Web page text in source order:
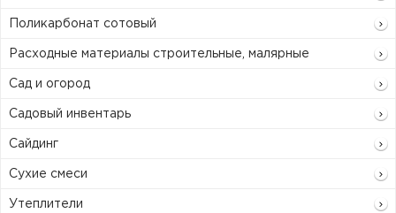
Поликарбонат сотовый
Расходные материалы строительные, малярные
Сад и огород
Садовый инвентарь
Сайдинг
Сухие смеси
Утеплители